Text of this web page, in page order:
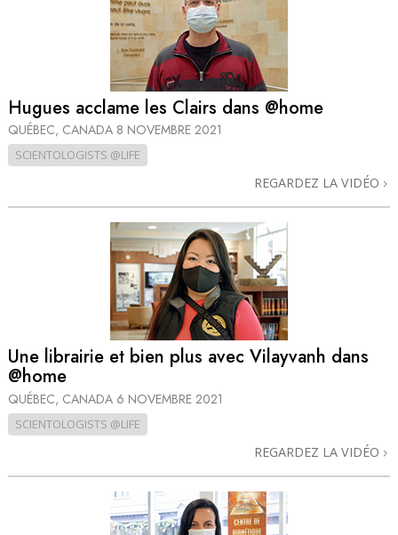
Hugues acclame les Clairs dans @home
QUÉBEC, CANADA 8 NOVEMBRE 2021
SCIENTOLOGISTS @LIFE
REGARDEZ LA VIDÉO
Une librairie et bien plus avec Vilayvanh dans
@home
QUÉBEC, CANADA 6 NOVEMBRE 2021
SCIENTOLOGISTS @LIFE
REGARDEZ LA VIDÉO